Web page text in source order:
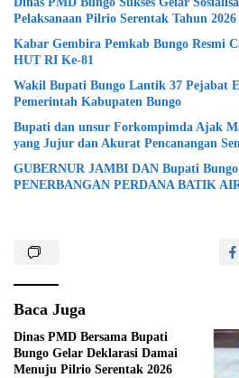
Pelaksanaan Pilrio Serentak Tahun 2026
Kabar Gembira Pemkab Bungo Resmi
HUT RI Ke-81
Wakil Bupati Bungo Lantik 37 Pejabat
Pemerintah Kabupaten Bungo
Bupati dan unsur Forkompimda Ajak
yang Jujur dan Akurat Pencanangan
GUBERNUR JAMBI DAN Bupati
PENERBANGAN PERDANA BATIK
Baca Juga
Dinas PMD Bersama Bupati
Bungo Gelar Deklarasi Damai
Menuju Pilrio Serentak 2026